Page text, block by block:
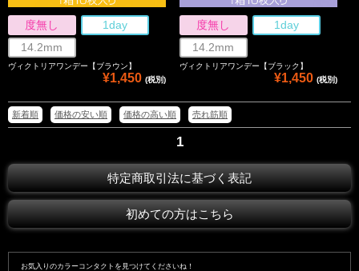
度無し
1day
14.2mm
ヴィクトリアワンデー【ブラウン】
¥1,450 (税別)
度無し
1day
14.2mm
ヴィクトリアワンデー【ブラック】
¥1,450 (税別)
新着順 価格の安い順 価格の高い順 売れ筋順
1
特定商取引法に基づく表記
初めての方はこちら
お気入りのカラーコンタクトを見つけてくださいね！